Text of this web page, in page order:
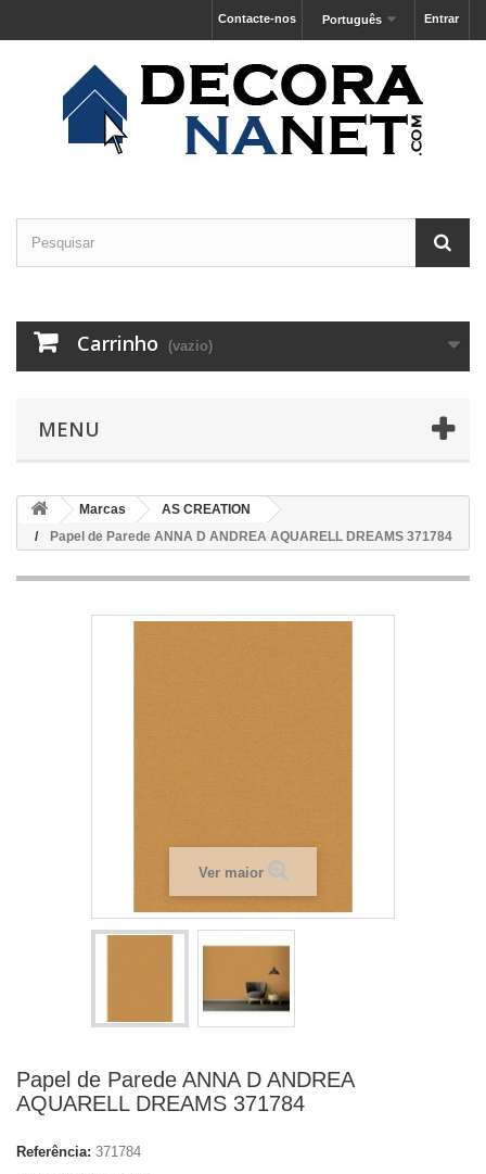
Entrar
Português
Contacte-nos
Carrinho (vazio)
MENU
Marcas
AS CREATION
Papel de Parede ANNA D ANDREA AQUARELL DREAMS 371784
Ver maior
Papel de Parede ANNA D ANDREA
AQUARELL DREAMS 371784
Referência: 371784